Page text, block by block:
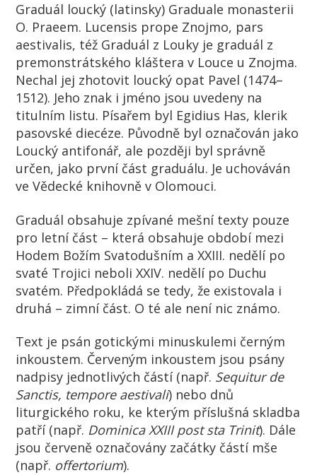
Graduál loucký (latinsky) Graduale monasterii
O. Praeem. Lucensis prope Znojmo, pars
aestivalis, též Graduál z Louky je graduál z
premonstrátského kláštera v Louce u Znojma.
Nechal jej zhotovit loucký opat Pavel (1474–
1512). Jeho znak i jméno jsou uvedeny na
titulním listu. Písařem byl Egidius Has, klerik
pasovské diecéze. Původně byl označován jako
Loucký antifonář, ale později byl správně
určen, jako první část graduálu. Je uchováván
ve Vědecké knihovně v Olomouci.
Graduál obsahuje zpívané mešní texty pouze
pro letní část – která obsahuje období mezi
Hodem Božím Svatodušním a XXIII. nedělí po
svaté Trojici neboli XXIV. nedělí po Duchu
svatém. Předpokládá se tedy, že existovala i
druhá – zimní část. O té ale není nic známo.
Text je psán gotickými minuskulemi černým
inkoustem. Červeným inkoustem jsou psány
nadpisy jednotlivých částí (např. Sequitur de
Sanctis, tempore aestivali) nebo dnů
liturgického roku, ke kterým příslušná skladba
patří (např. Dominica XXIII post sta Trinit). Dále
jsou červeně označovány začátky částí mše
(např. offertorium).